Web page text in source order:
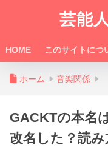
芸能
HOME このサイトにつ
ホーム 音楽関係
GACKTの本名
改名した？読